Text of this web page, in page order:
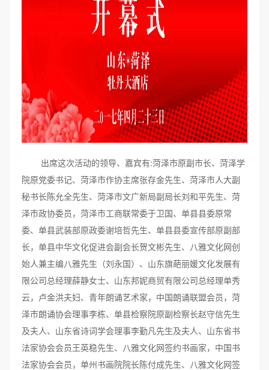
出席这次活动的领导、嘉宾有:菏泽市原副市长、菏泽学
院原党委书记、菏泽市作协主席张存金先生、菏泽市人大副
秘书长陈允全先生、菏泽市文广新局副局长刘和平先生、菏
泽市政协委员，菏泽市工商联常委于卫国、单县县委原常
委、单县武装部原政委谢培哲先生、单县县委宣传部原副部
长，单县中华文化促进会副会长贺文彬先生、八雅文化网创
始人兼主编八雅先生（刘永国）、山东旗葩丽媛文化发展有
限公司总经理薛静女士、山东邦妮商贸有限公司总经理单秀
云，卢金洪夫妇、青年朗诵艺术家，中国朗诵联盟会员，菏
泽市朗诵协会理事李栋、单县检察院原副检察长赵守信先生
及夫人、山东省诗词学会理事李勤凡先生及夫人、山东省书
法家协会会员王英稳先生、八雅文化网签约书画家，中国书
法家协会会员，单州书画院院长陈付成先生、八雅文化网签